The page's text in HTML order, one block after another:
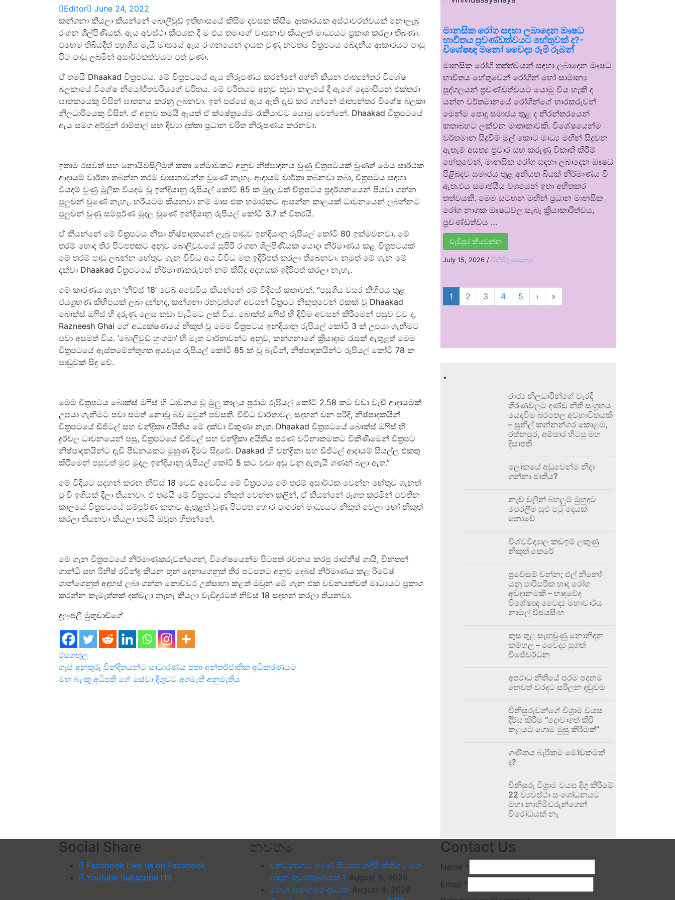
Editor
June 24, 2022
කන්ගනා කියලා කියන්නේ බොලිවුඩ් ඉතිහාසයේ කිසිම දවසක කිසිම ආකාරයක අස්ථාවරත්වයක් නොලැබූ
රංගන ශිල්පිණියක්. ඇය අවස්ථා කීපයක දී ම එය තමාගේ වාසනාව කියලත් මාධ්‍යයට ප්‍රකාශ කරලා තිබුණා.
එහෙම තිබියදීත් පහුගිය මැයි මාසයේ ඇය රංගනයෙන් දායක වුණු නවතම චිත්‍රපටය ඛේදනීය ආකාරයට පාඩු
පිට පාඩු ලබමින් අසාර්ථකත්වයට පත් වුණා.
ඒ තමයි Dhaakad චිත්‍රපටය. මේ චිත්‍රපටයේ ඇය නිරූපණය කරන්නේ අග්නි කියන ජාත්‍යන්තර විශේෂ
බලකායේ විශේෂ නියෝජිතවරියගේ චරිතය. මේ චරිතයට අනුව කුඩා කාලයේ දී ඇගේ දෙමාපියන් එක්තරා
ඝාතකයෙකු විසින් ඝාතනය කරනු ලබනවා. ඉන් පස්සේ ඇය ඇති දැඩ කර ගන්නේ ජාත්‍යන්තර විශේෂ බලකා
නිලධාරියෙකු විසින්. ඒ අනුව තමයි ඇයත් ඒ ක්ෂේත්‍රයේම රැකියාවට යොමු වෙන්නේ. Dhaakad චිත්‍රපටයේ
ඇය සමග අර්ජුන් රාම්පාල් සහ දිව්‍යා දත්තා ප්‍රධාන චරිත නිරූපණය කරනවා.
ඉතාම රසවත් සහ නොයිවසිලිමත් කතා තේමාවකට අනුව නිෂ්පාදනය වුණු චිත්‍රපටයක් වුණත් මෙය සාර්ථක
ආදායම් වාර්තා තබන්න තරම් වාසනාවන්ත වුණේ නැහැ. ආදායම් වාර්තා තබනවා තබා, චිත්‍රපටය සදහා
වියදම් වුණු මූලික වියදම වූ ඉන්දියානු රුපියල් කෝටි 85 ක මුදලවත් චිත්‍රපටය ප්‍රදර්ශනයෙන් පියවා ගන්න
පුලුවන් වුණේ නැහැ. හරියටම කියනවා නම් මාස එක හමාරකට ආසන්න කාලයක් ධාවනයෙන් ලබන්නට
පුලුවන් වුණු සම්පූර්ණ මුදල වුණේ ඉන්දියානු රුපියල් කෝටි 3.7 ක් විතරයි.
ඒ කියන්නේ මේ චිත්‍රපටය නිසා නිෂ්පාදකයන් ලැබූ පාඩුව ඉන්දියානු රුපියල් කෝටි 80 ඉක්මවනවා. මේ
තරම් හොද තිර පිටපතකට අනුව බොලිවුඩයේ සුපිරි රංගන ශිල්පිණියක යොදා නිර්මාණය කළ චිත්‍රපටයක්
මේ තරම් පාඩු ලබන්න හේතුව ගැන විවිධ අය විවිධ මත ඉදිරිපත් කරලා තිබෙනවා. නමුත් මේ ගැන මේ
දක්වා Dhaakad චිත්‍රපටයේ නිර්මාණකරුවන් නම් කිසිදු අදහසක් ඉදිරිපත් කරලා නැහැ.
මේ කාරණය ගැන ‘නිව්ස් 18’ වෙබ් අඩෙවිය කියන්නේ මේ විදියේ කතාවක්. “පසුගිය වසර කිහිපය තුළ
ජයග්‍රහණ කිහිපයක් ලබා දුන්නද, කන්ගනා රනවුත්ගේ අවසන් චිත්‍රපට නිකුතුවෙන් එකක් වූ Dhaakad
බොක්ස් ඔෆිස් හි දරුණු ලෙස කඩා වැටීමට ලක් විය. බොක්ස් ඔෆිස් හි දිවීම අවසන් කිරීමෙන් පසුව වුව ද,
Razneesh Ghai ගේ අධ්‍යක්ෂණයේ නිකුත් වූ මෙම චිත්‍රපටය ඉන්දියානු රුපියල් කෝටි 3 ක් උපයා ගැනීමට
පවා අසමත් විය. ‘බොලිවුඩ් හුංගමා’ හි මෑත වාර්තාවන්ට අනුව, කන්ගනාගේ ක්‍රියාදාම රැසක් ඇතුළත් මෙම
චිත්‍රපටයේ ඇස්තමේන්තුගත අයවැය රුපියල් කෝටි 85 ක් වූ බැවින්, නිෂ්පාදකයින්ට රුපියල් කෝටි 78 ක
පාඩුවක් සිදු වේ.
මෙම චිත්‍රපටය බොක්ස් ඔෆිස් හි ධාවනය වූ මුලු කාලය පුරාම රුපියල් කෝටි 2.58 කට වඩා වැඩි ආදායමක්
උපයා ගැනීමට පවා සමත් නොවූ බව ඔවුන් පවසති. විවිධ වාර්තාවල සදහන් වන පරිදි, නිෂ්පාදකයින්
චිත්‍රපටයේ ඩිජිටල් සහ චන්ද්‍රිකා අයිතිය මේ දක්වා විකුණා නැත. Dhaakad චිත්‍රපටයේ බොක්ස් ඔෆිස් හි
දුර්වල ධාවනයෙන් පසු, චිත්‍රපටයේ ඩිජිටල් සහ චන්ද්‍රිකා අයිතිය පරණ වටිනාකමකට විකිණීමෙන් චිත්‍රපට
නිෂ්පාදකයින්ට දැඩි පීඩනයකට මුහුණ දීමට සිදුවේ. Daakad හි චන්ද්‍රිකා සහ ඩිජිටල් ආදායම් සියල්ල එකතු
කිරීමෙන් පසුවත් මුළු මුදල ඉන්දියානු රුපියල් කෝටි 5 කට වඩා අඩු වනු ඇතැයි ගණන් බලා ඇත.”
මේ විදියට ස‍දහන් කරන නිව්ස් 18 වෙඩ් අඩෙවිය මේ චිත්‍රපටය මේ තරම් අසාර්ථක වෙන්න හේතුව ගැනත්
පුංචි ඉගියක් දීලා තියනවා. ඒ තමයි මේ චිත්‍රපටය නිකුත් වෙන්න කලින්, ඒ කියන්නේ රූගත කරමින් පවතින
කාලයේ චිත්‍රපටයේ සම්පූර්ණ කතාව ඇතුළත් වුණු පිටපත හොර පාරෙන් මාධ්‍යයට නිකුත් වෙලා හෝ නිකුත්
කරලා තියනවා කියලා තමයි ඔවුන් හිතන්නේ.
මේ ගැන චිත්‍රපටයේ නිර්මාණකරුවන්ගෙන්, විශේෂයෙන්ම පිටපත් රචනය කරපු රාස්නීෂ් ගායි, චින්තන්
ගාන්ධි සහ රිනිෂ් රවින්ද්‍ර කියන තුන් දෙනාගෙනුත් තිර පටපතට අනුව දෙබස් නිර්මාණය කළ රිටේෂ්
ශාන්ගෙනුත් අදහස් ලබා ගන්න කොච්චර උත්සාහා කළත් ඔවුන් මේ ගැන එක වචනයක්වත් මාධ්‍යයට ප්‍රකාශ
කරන්න කැමැත්තක් දක්වලා නැහැ කියලා වැඩිදුරටත් නිව්ස් 18 සදහන් කරලා තියනවා.
දුලංජලී මුතුවාඩිගේ
රසගඟුල
Post
navigation
ගෑස් අනතුරු වින්දිතයන්ට සාධාරණය පතා අන්තර්ජාතික අධිකරණයට
මහ බැංකු අධිපති ගේ සේවා දිගුවට අගමැති අනුමැතිය
මානසික රෝග සඳහා ලබාදෙන ඖෂධ
භාවිතය ප්‍රචණ්ඩත්වයට හේතුවක් ද?-
විශේෂඥ මනෝ වෛද්‍ය රූමි රූබන්
මානසික රෝගී තත්ත්වයන් සඳහා ලබාදෙන ඖෂධ
භාවිතය හේතුවෙන් රෝගීන් හෝ සාමාන්‍ය
පුද්ගලයන් ප්‍රචණ්ඩත්වයට යොමු විය හැකි ද
යන්න වර්තමානයේ රෝගීන්ගේ භාරකරුවන්
මෙන්ම පොදු සමාජය තුළ ද නිරන්තරයෙන්
කතාබහට ලක්වන මාතෘකාවකි. විශේෂයෙන්ම
වර්තමාන සිදුවීම් මුල් කොට මාධ්‍ය මඟින් සිදුවන
ඇතැම් අසත්‍ය ප්‍රචාර සහ කරුණු විකෘති කිරීම්
හේතුවෙන්, මානසික රෝග සඳහා ලබාදෙන ඖෂධ
පිළිබඳව සමාජය තුළ අනියත බියක් නිර්මාණය වී
ඇත.එය සමාජයීය වශයෙන් ඉතා අහිතකර
තත්වයකි. මෙම සටහන මඟින් ප්‍රධාන මානසික
රෝග නාශක ඖෂධවල සැබෑ ක්‍රියාකාරීත්වය,
ප්‍රචණ්ඩත්වය …
වැඩිපුර කියවන්න
July 15, 2026 / විනිවිද සායනය
1 2 3 4 5 › »
.
රාජ්‍ය නිලධාරීන්ගේ වැරදි
තීරණවලට දණ්ඩ නීති සංග්‍රහය
යෙදවීම බරපතල අවභාවිතයකි
– සුනිල් කන්නන්ගර කොළඹ,
රත්නපුර, අම්පාර හිටපු මහ
දිසාපති
ලෝකයේ අඩුවෙන්ම නිදා
ගන්නා ජාතිය?
නැව් වලින් බහලුම් මුහුදට
පෙරලීම සුළු පටු දෙයක්
නොවේ
විශ්වවිද්‍යාල කඩඉම් ලකුණු
නිකුත් කෙරේ
ප්‍රවේසම් වන්න; එල් නිනෝ
යනු පාරිසරික හෘද රෝග
අවදානමකි – හෘදවේද
විශේෂඥ වෛද්‍ය මහාචාර්ය
නාමල් විජයසිංහ
කුස තුළ සැඟවුණු නොනිදන
කම්හල – වෛද්‍ය සුගත්
විජේවර්ධන
අපරාධ නීතියේ පරම පදනම
හෙවත් වරදට සරිලන දඬුවම
විනිසුරුවන්ගේ විශ්‍රාම වයස
දීර්ඝ කිරීම “දොවාගත් කිරි
කළයට ගොම මුසු කිරීමක්”
ගණිතය බැරිකම මෝඩකමක්
ද?
විනිසුරු විශ්‍රාම වයස දිගු කිරීමේ
22 ව්‍යවස්ථා සංශෝධනයට
මහා නාහිමිවරුන්ගෙන්
විරෝධයක් නෑ
Social Share
Facebook Like us on Facebook
Youtube Subscribe US
නවතම
බන්ධනාගාර මරණ පිටුපස හදිසි නීතියට මග
පාදන කුමන්ත්‍රණයක් ? August 8, 2026
මෙටා සමාගමට දඩයක් August 8, 2026
Contact Us
Name *
Email *